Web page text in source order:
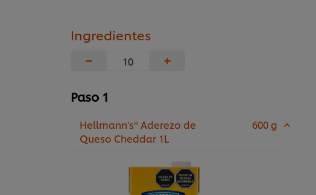
Ingredientes
−
+
Paso 1
Hellmann's® Aderezo de
Queso Cheddar 1L
600 g